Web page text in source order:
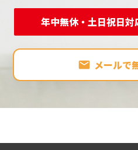
年中無休・土日祝日
メールで